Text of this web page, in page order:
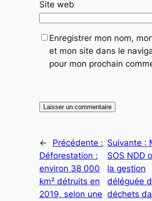
Site web
Enregistrer mon nom,
et mon site dans le
pour mon prochain
←
Précédente :
Déforestation :
environ 38 000
km² détruits en
2019, selon une
Suivante :
SOS NDD
la gestion
déléguée
déchets